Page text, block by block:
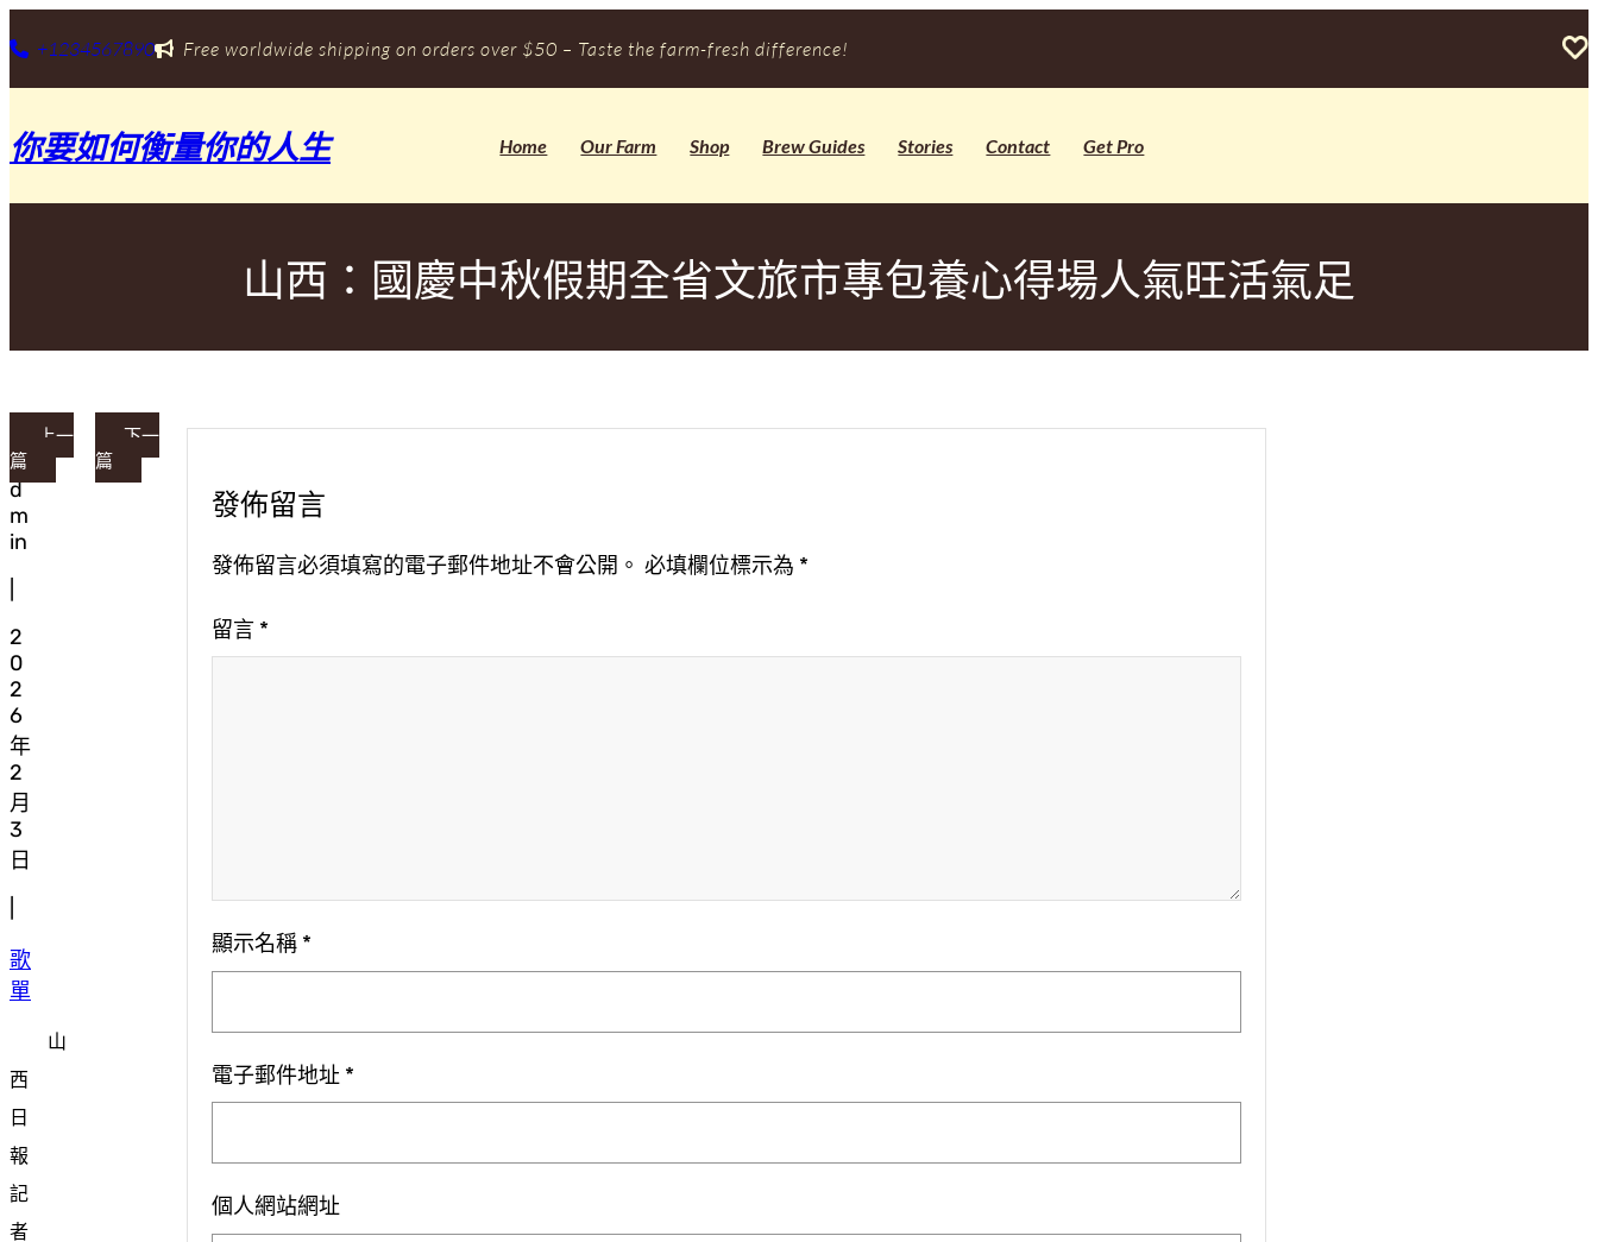
至
要
容
+1234567890 Free worldwide shipping on orders over $50 – Taste the farm-fresh difference!
你要如何衡量你的人生 Home Our Farm Shop Brew Guides Stories Contact Get Pro
山西：國慶中秋假期全省文旅市專包養心得場人氣旺活氣足
a
d
m
in
2
0
2
6
年
2
月
3
日
歌
單
山
西
日
報
記
者
上一
篇
下一
篇
發佈留言
發佈留言必須填寫的電子郵件地址不會公開。 必填欄位標示為 *
留言 *
顯示名稱 *
電子郵件地址 *
個人網站網址